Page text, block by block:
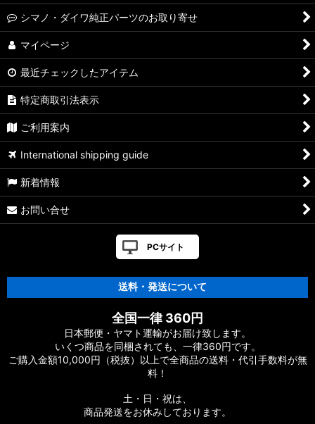
シマノ・ダイワ純正パーツのお取り寄せ
マイページ
最近チェックしたアイテム
特定商取引法表示
ご利用案内
International shipping guide
新着情報
お問い合せ
PCサイト
送料・発送について
全国一律 360円
日本郵便・ヤマト運輸がお届け致します。
いくつ商品を同梱されても、一律360円です。
ご購入金額10,000円（税抜）以上で全商品の送料・代引手数料が無
料！
土・日・祝は、
商品発送をお休みしております。